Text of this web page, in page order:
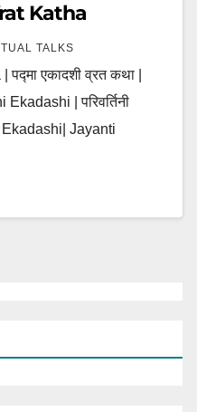
Katha
TALKS
एकादशी व्रत कथा |
| परिवर्तिनी
Ekadashi| Jayanti